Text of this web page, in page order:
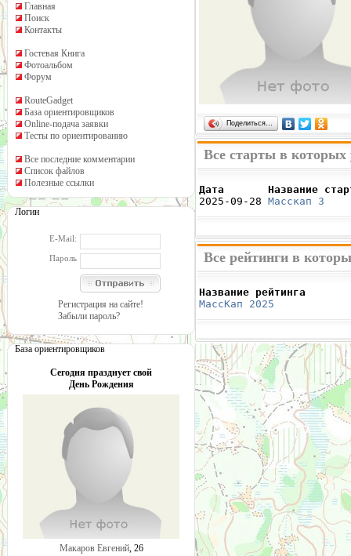
Главная
Поиск
Контакты
Гостевая Книга
Фотоальбом
Форум
RouteGadget
База ориентировщиков
Online-подача заявки
Тесты по ориентированию
Все последние комментарии
Список файлов
Полезные ссылки
Логин
E-Mail:
Пароль
Регистрация на сайте!
Забыли пароль?
База ориентировщиков
Сегодня празднует свой
День Рождения
Макаров Евгений, 26
Поделиться…
Все старты в которых
Дата       Название
2025-09-28 Масскап 3
Все рейтинги в
Название рейтинга
МассКап 2025